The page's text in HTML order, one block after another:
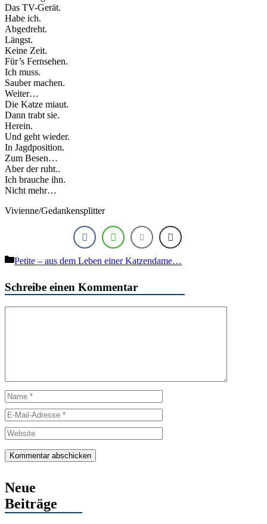
Das TV-Gerät.
Habe ich.
Abgedreht.
Längst.
Keine Zeit.
Für’s Fernsehen.
Ich muss.
Sauber machen.
Weiter…
Die Katze miaut.
Dann trabt sie.
Herein.
Und geht wieder.
In Jagdposition.
Zum Besen…
Aber der ruht..
Ich brauche ihn.
Nicht mehr…
Vivienne/Gedankensplitter
Kategorien
Petite – aus dem Leben einer Katzendame…
Schreibe einen Kommentar
Name
E-
Mail-
Adresse
Website
Neue
Beiträge